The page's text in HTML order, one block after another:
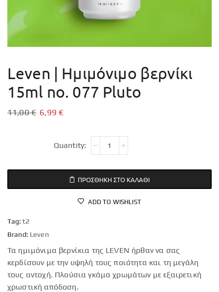
Leven | Ημιμόνιμο βερνίκι
15ml no. 077 Pluto
11,00€ 6,99€
ΠΡΟΣΘΉΚΗ ΣΤΟ ΚΑΛΆΘΙ
ADD TO WISHLIST
Tag: t2
Brand: Leven
Τα ημιμόνιμα βερνίκια της LEVEN ήρθαν να σας
κερδίσουν με την υψηλή τους ποιότητα και τη μεγάλη
τους αντοχή. Πλούσια γκάμα χρωμάτων με εξαιρετική
χρωστική απόδοση.